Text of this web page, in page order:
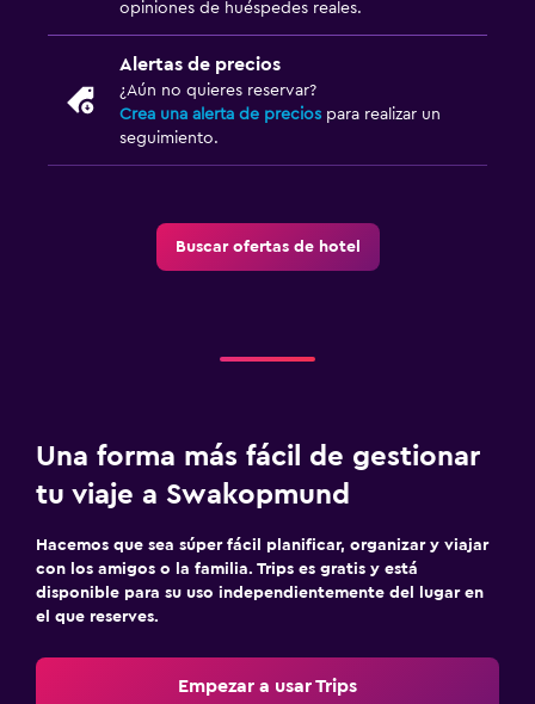
opiniones de huéspedes reales.
Alertas de precios
¿Aún no quieres reservar?
Crea una alerta de precios para realizar un
seguimiento.
Buscar ofertas de hotel
Una forma más fácil de gestionar
tu viaje a Swakopmund
Hacemos que sea súper fácil planificar, organizar y viajar
con los amigos o la familia. Trips es gratis y está
disponible para su uso independientemente del lugar en
el que reserves.
Empezar a usar Trips